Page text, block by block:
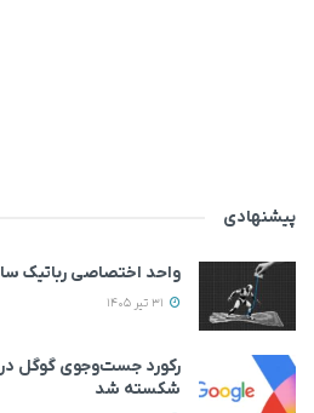
پیشنهادی
واحد اختصاصی
رکورد جست‌وجوی گوگل
شکسته شد